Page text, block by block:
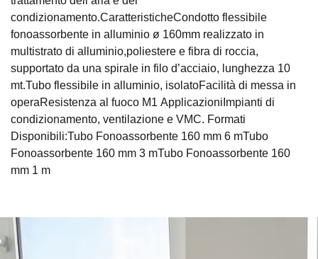
condizionamento.CaratteristicheCondotto flessibile
fonoassorbente in alluminio ø 160mm realizzato in
multistrato di alluminio,poliestere e fibra di roccia,
supportato da una spirale in filo d’acciaio, lunghezza 10
mt.Tubo flessibile in alluminio, isolatoFacilità di messa in
operaResistenza al fuoco M1 ApplicazioniImpianti di
condizionamento, ventilazione e VMC. Formati
Disponibili:Tubo Fonoassorbente 160 mm 6 mTubo
Fonoassorbente 160 mm 3 mTubo Fonoassorbente 160
mm 1 m